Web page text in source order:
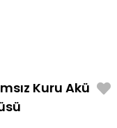
Kuru Akü